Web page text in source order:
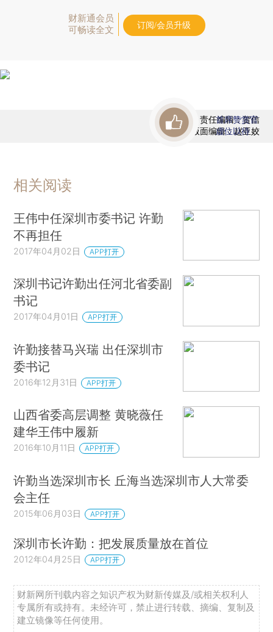
财新通会员
可畅读全文
订阅/会员升级
责任编辑：贺信
版面编辑：赵亚姣
首席赞赏官
虚位以待
相关阅读
王伟中任深圳市委书记 许勤
不再担任
2017年04月02日 APP打开
深圳书记许勤出任河北省委副
书记
2017年04月01日 APP打开
许勤接替马兴瑞 出任深圳市
委书记
2016年12月31日 APP打开
山西省委高层调整 黄晓薇任
建华王伟中履新
2016年10月11日 APP打开
许勤当选深圳市长 丘海当选深圳市人大常委
会主任
2015年06月03日 APP打开
深圳市长许勤：把发展质量放在首位
2012年04月25日 APP打开
财新网所刊载内容之知识产权为财新传媒及/或相关权利人
专属所有或持有。未经许可，禁止进行转载、摘编、复制及
建立镜像等任何使用。